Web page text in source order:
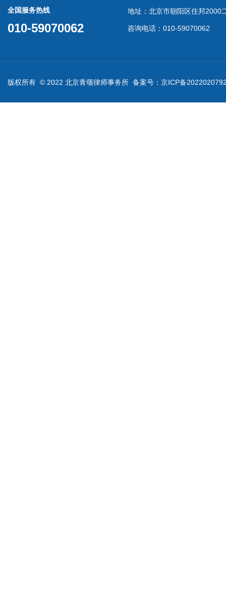
全国服务热线
010-59070062
地址：北京市朝阳区住邦2000
咨询电话：010-59070062
版权所有 © 2022 北京青颂律师事务所 备案号： 京ICP备